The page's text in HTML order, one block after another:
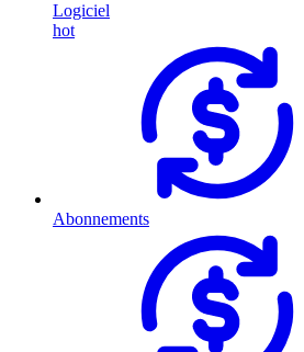
Logiciel
hot
Abonnements